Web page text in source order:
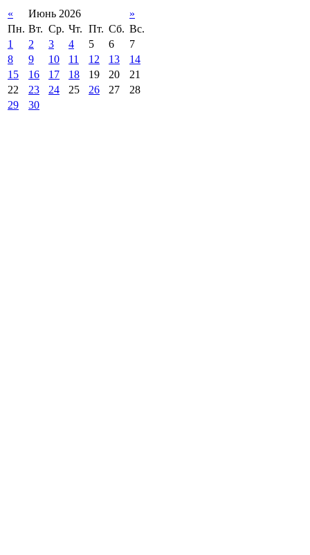
« Июнь 2026
»
Пн. Вт. Ср. Чт. Пт. Сб. Вс.
1
2 3 4 5 6
7
8
9 10 11 12 13
14
15
16 17 18 19 20
21
22
23 24 25 26 27
28
29
30